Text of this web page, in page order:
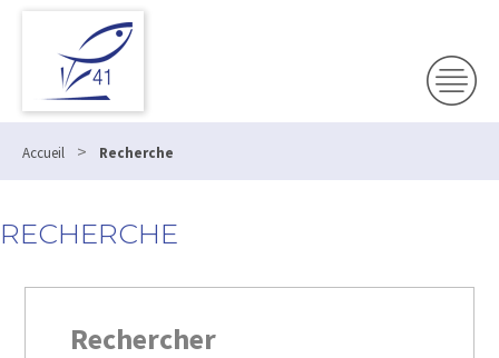
Accueil > Recherche
RECHERCHE
Rechercher